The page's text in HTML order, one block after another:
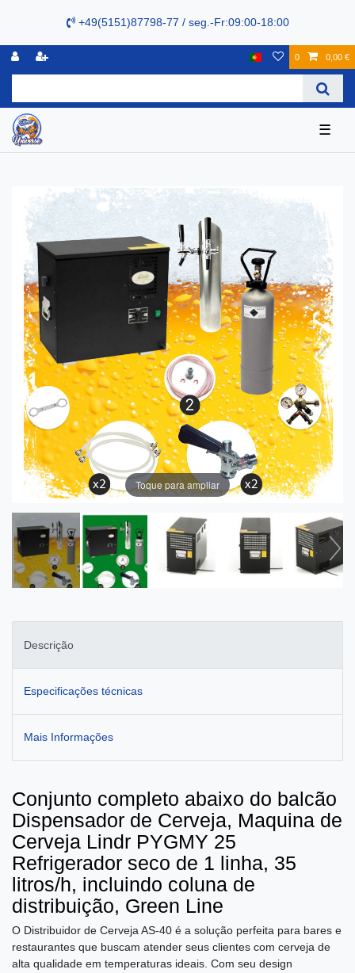
+49(5151)87798-77 / seg.-Fr:09:00-18:00
0 0,00 €
☰
Toque para ampliar
Descrição
Especificações técnicas
Mais Informações
Conjunto completo abaixo do balcão
Dispensador de Cerveja, Maquina de
Cerveja Lindr PYGMY 25
Refrigerador seco de 1 linha, 35
litros/h, incluindo coluna de
distribuição, Green Line
O Distribuidor de Cerveja AS-40 é a solução perfeita para bares e
restaurantes que buscam atender seus clientes com cerveja de
alta qualidade em temperaturas ideais. Com seu design